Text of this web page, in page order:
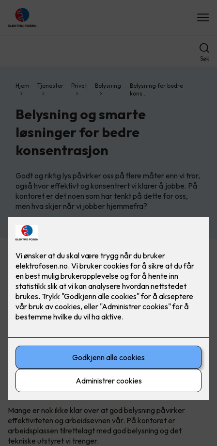
Søk
Hjem Tjenester Privat Belysning
Belysning for bedre
kons…
Belysning og smarte
løsninger for bedre
konsentrasjon
Godt og riktig lys påvirker oss på flere måter enn vi tror,
også hvor effektivt og konsentrert vi klarer å jobbe. På
kontoret er det noen som har tenkt på dette for oss,
men hva skjer når vi jobber hjemmefra?
Mange er nok ikke klar over at god belysning påvirker
effektiviteten og arbeidsevnen vår. På kontoret er
arbeidsplassen tilrettelagt med god belysning og det
tekniske utstyret vi trenger.